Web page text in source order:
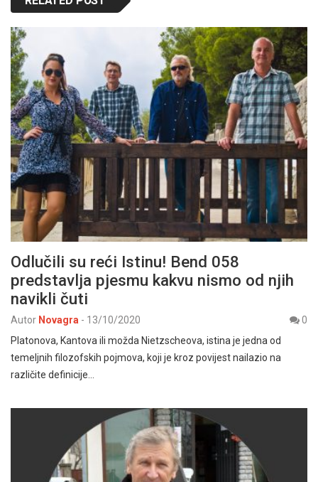
Odlučili su reći Istinu! Bend 058
predstavlja pjesmu kakvu nismo od njih
navikli čuti
Autor Novagra - 13/10/2020
0
Platonova, Kantova ili možda Nietzscheova, istina je jedna od
temeljnih filozofskih pojmova, koji je kroz povijest nailazio na
različite definicije…